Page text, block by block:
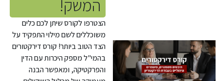
המשק!
הצטרפו לקורס שיתן לכם כלים
משוכללים לשם מילוי התפקיד על
הצד הטוב ביותר! קורס דירקטורים
בהמי"ל מספק היכרות עם הדין
והפרקטיקה, ומאפשר הבנה